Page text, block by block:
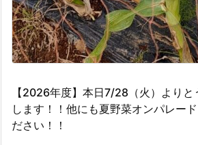
【2026年度】本日7/28（火）より
します！！他にも夏野菜オンパレー
ださい！！